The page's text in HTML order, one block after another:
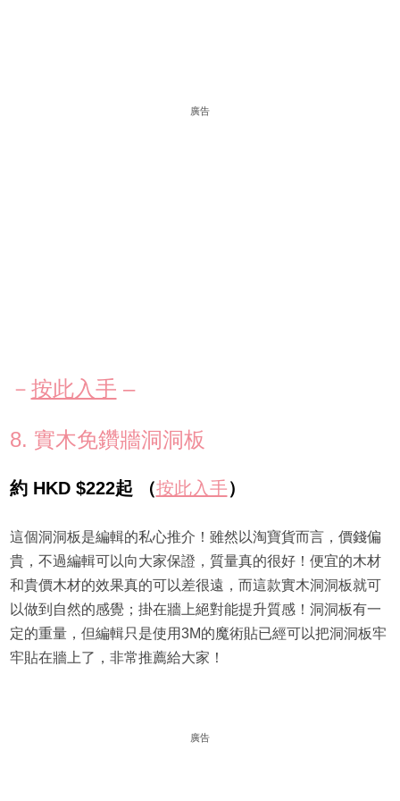
廣告
－ 按此入手 –
8. 實木免鑽牆洞洞板
約 HKD $222起 （按此入手）
這個洞洞板是編輯的私心推介！雖然以淘寶貨而言，價錢偏
貴，不過編輯可以向大家保證，質量真的很好！便宜的木材
和貴價木材的效果真的可以差很遠，而這款實木洞洞板就可
以做到自然的感覺；掛在牆上絕對能提升質感！洞洞板有一
定的重量，但編輯只是使用3M的魔術貼已經可以把洞洞板牢
牢貼在牆上了，非常推薦給大家！
廣告